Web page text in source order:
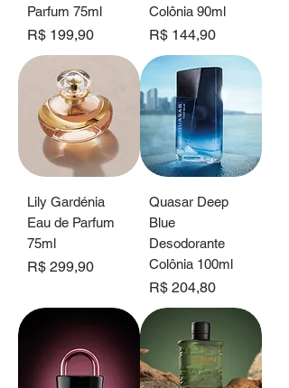
Parfum 75ml
Preço
R$ 199,90
Colônia 90ml
Preço
R$ 144,90
Lily Gardénia
Eau de Parfum
75ml
Preço
R$ 299,90
Quasar Deep
Blue
Desodorante
Colônia 100ml
Preço
R$ 204,80